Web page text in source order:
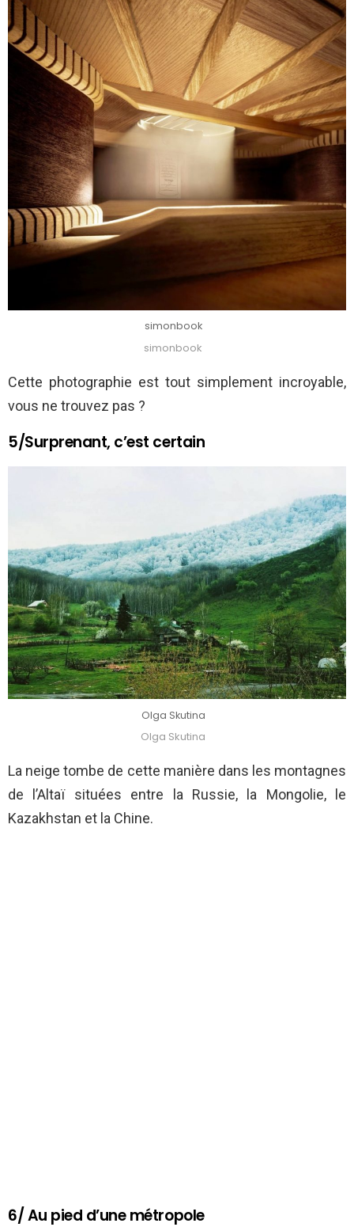
simonbook
simonbook
Cette photographie est tout simplement incroyable,
vous ne trouvez pas ?
5/Surprenant, c’est certain
Olga Skutina
Olga Skutina
La neige tombe de cette manière dans les montagnes
de l’Altaï situées entre la Russie, la Mongolie, le
Kazakhstan et la Chine.
6/ Au pied d’une métropole